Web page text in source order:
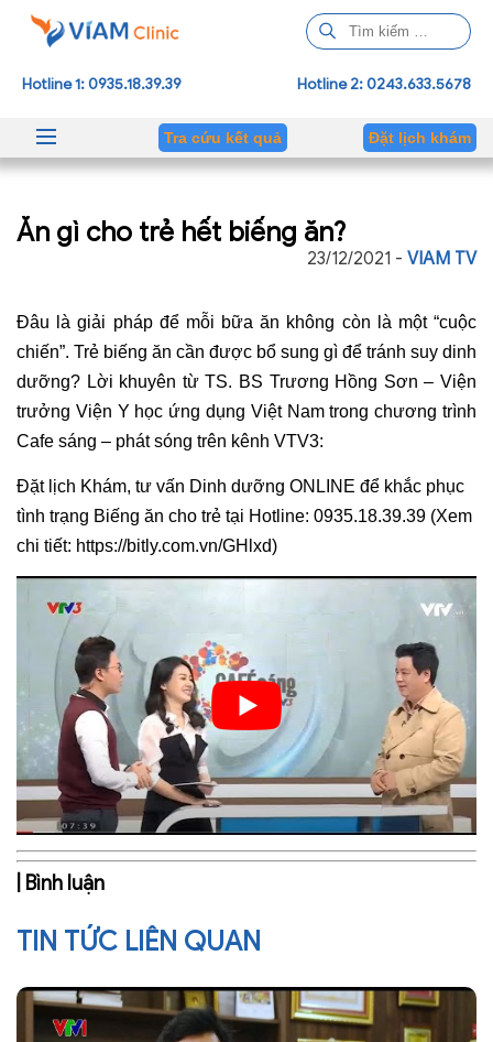
ì
m
h
o
Hotline 1: 0935.18.39.39 Hotline 2: 0243.633.5678
Tra cứu kết quả Đặt lịch khám
Ăn gì cho trẻ hết biếng ăn?
23/12/2021 - VIAM TV
Đâu là giải pháp để mỗi bữa ăn không còn là một “cuộc
chiến”. Trẻ biếng ăn cần được bổ sung gì để tránh suy dinh
dưỡng? Lời khuyên từ TS. BS Trương Hồng Sơn – Viện
trưởng Viện Y học ứng dụng Việt Nam trong chương trình
Cafe sáng – phát sóng trên kênh VTV3:
Đặt lịch Khám, tư vấn Dinh dưỡng ONLINE để khắc phục
tình trạng Biếng ăn cho trẻ tại Hotline: 0935.18.39.39 (Xem
chi tiết: https://bitly.com.vn/GHlxd)
| Bình luận
TIN TỨC LIÊN QUAN